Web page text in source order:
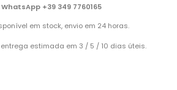
+39 349 7760165
em stock, envio em 24 horas.
estimada em 3 / 5 / 10 dias úteis.